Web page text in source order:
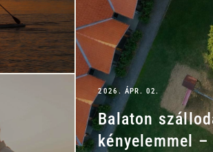
2026. ÁPR. 02.
Balaton
kényelemmel –